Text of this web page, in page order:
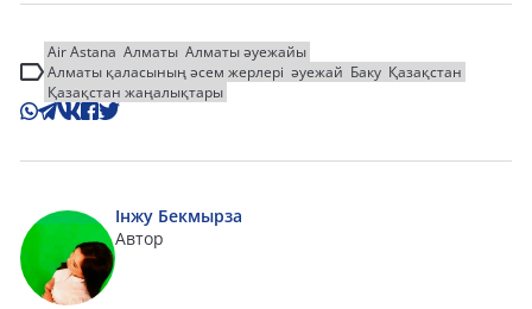
Air Astana Алматы Алматы әуежайы
Алматы қаласының әсем жерлері әуежай Баку Қазақстан
Қазақстан жаңалықтары
Інжу Бекмырза
Автор